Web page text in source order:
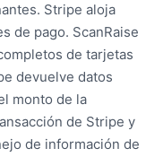
Stripe aloja
de pago. ScanRaise
de tarjetas
devuelve datos
monto de la
de Stripe y
de información de